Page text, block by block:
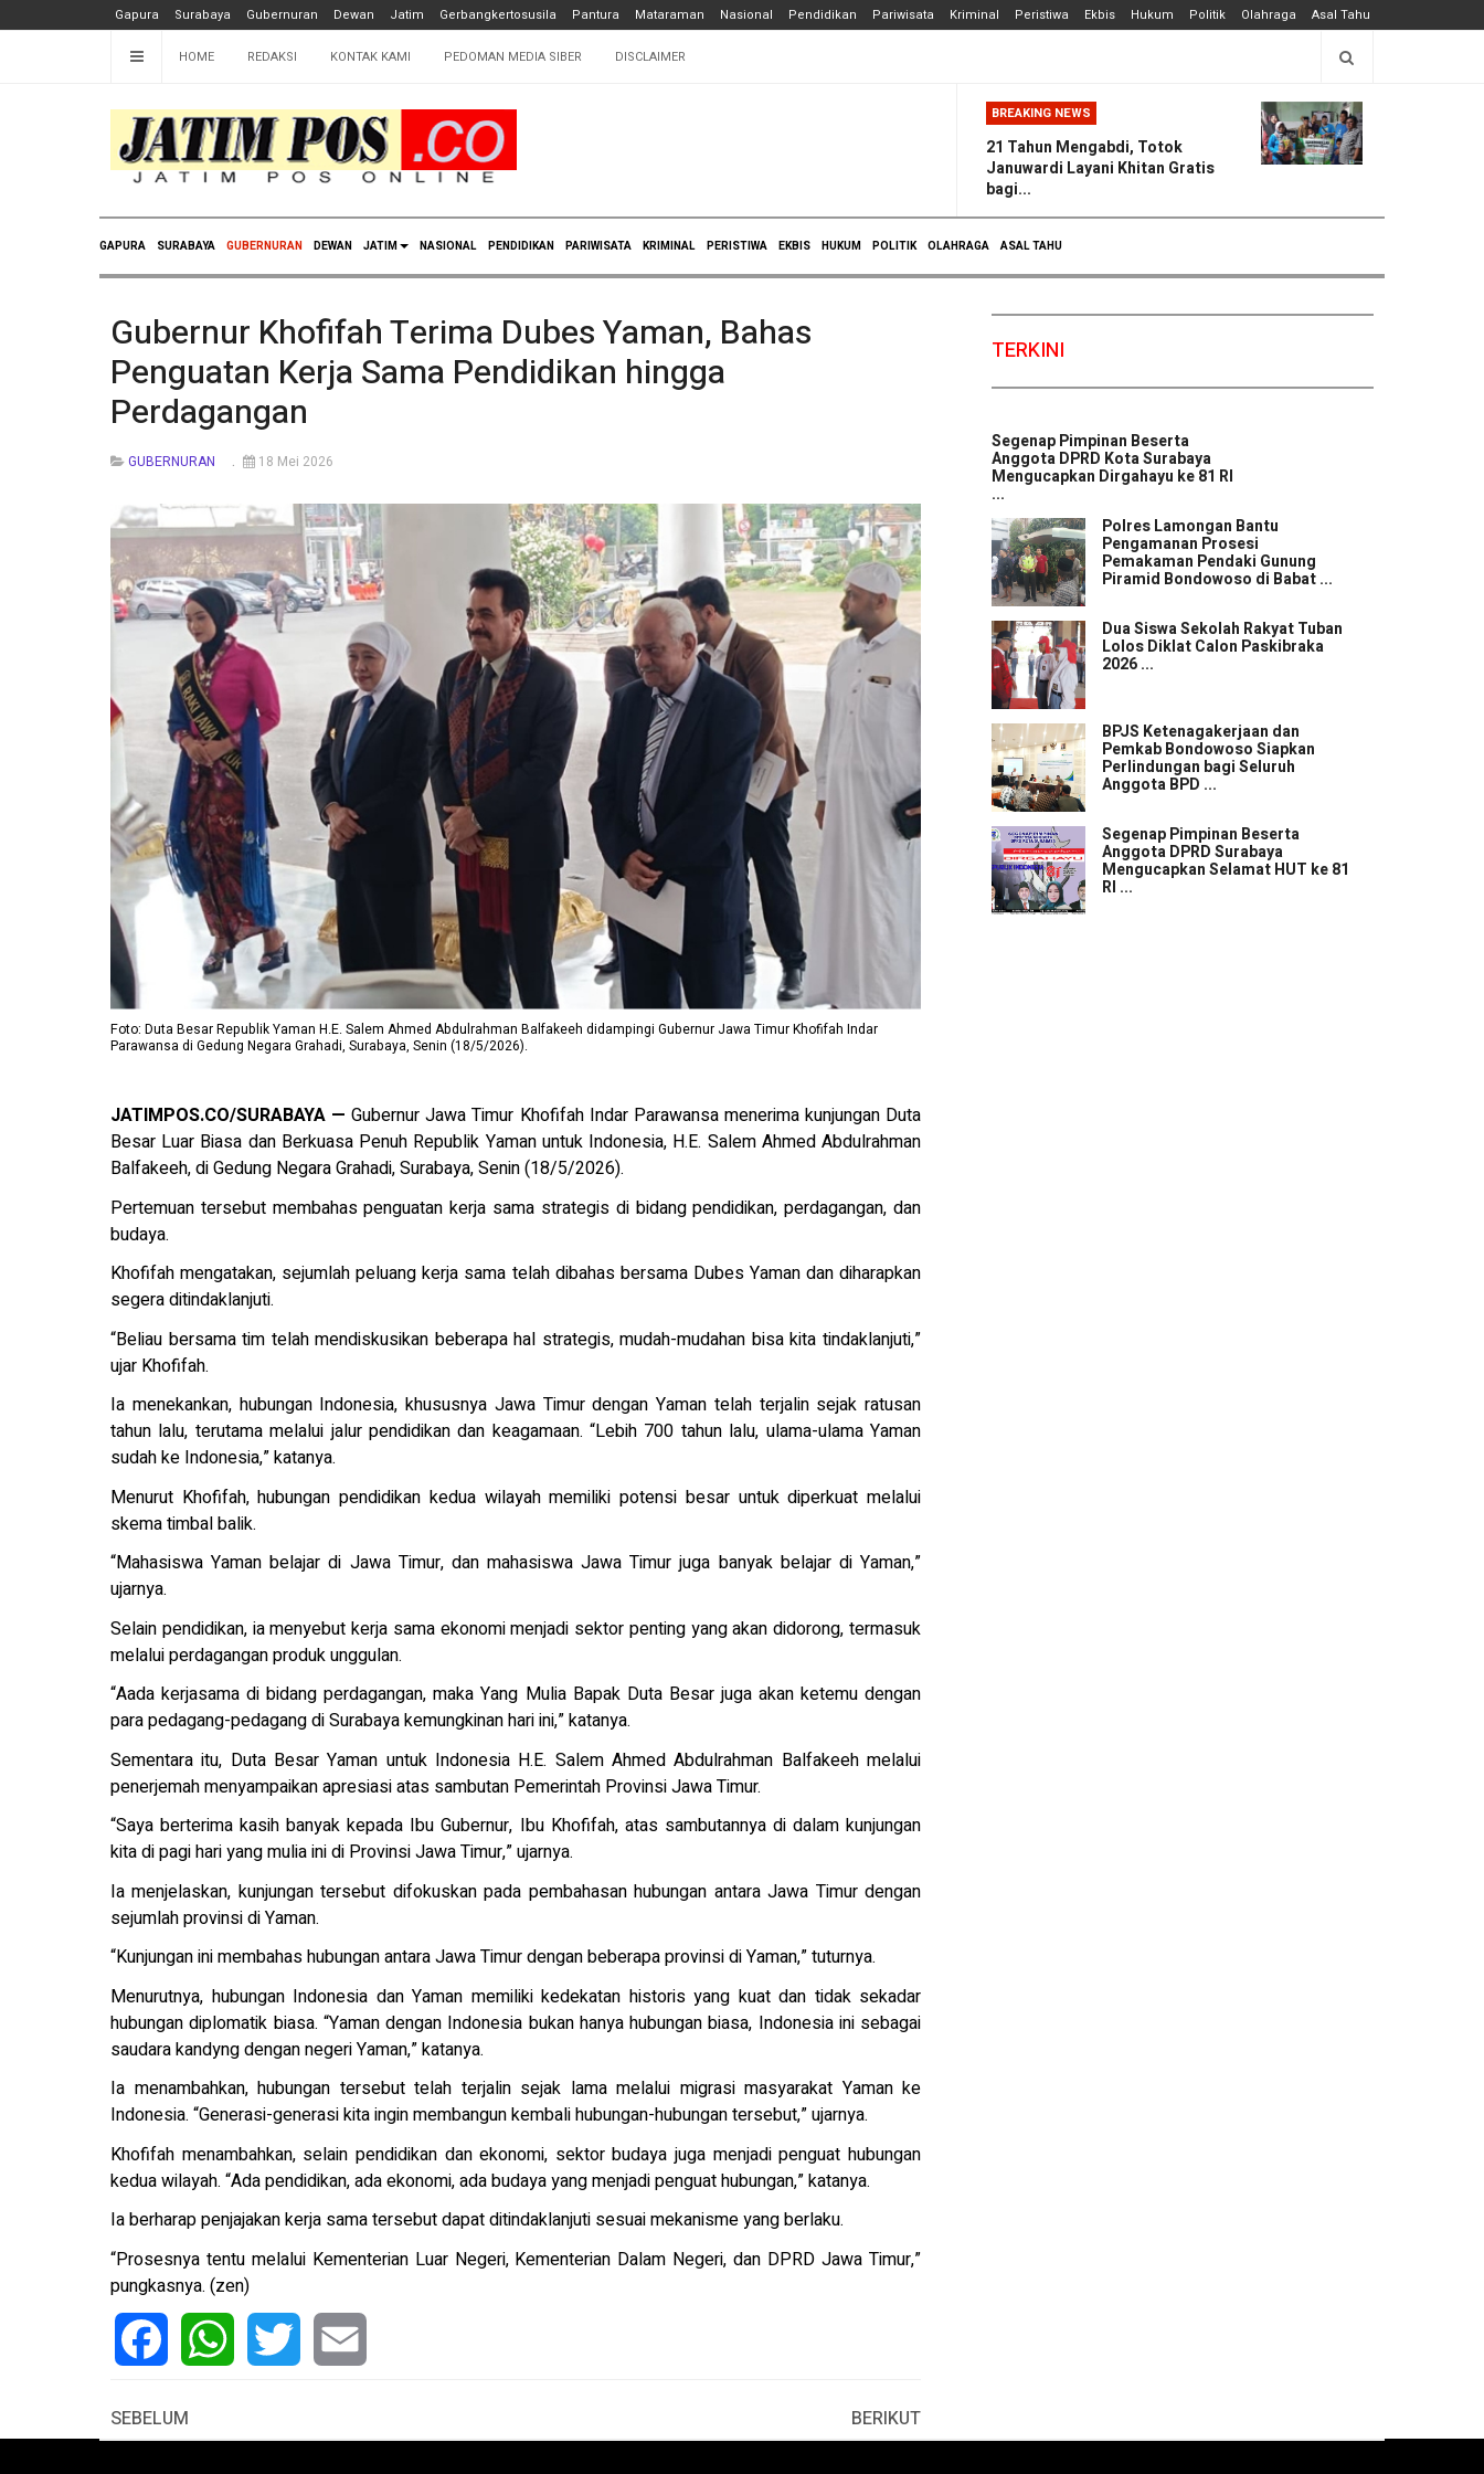
Gapura Surabaya Gubernuran Dewan Jatim Gerbangkertosusila Pantura Mataraman Nasional Pendidikan Pariwisata Kriminal Peristiwa Ekbis Hukum Politik Olahraga Asal Tahu
HOME REDAKSI KONTAK KAMI PEDOMAN MEDIA SIBER DISCLAIMER
BREAKING NEWS
21 Tahun Mengabdi, Totok
Januwardi Layani Khitan Gratis
bagi...
GAPURA SURABAYA GUBERNURAN DEWAN JATIM NASIONAL PENDIDIKAN PARIWISATA KRIMINAL PERISTIWA EKBIS HUKUM POLITIK OLAHRAGA ASAL TAHU
Gubernur Khofifah Terima Dubes Yaman, Bahas
Penguatan Kerja Sama Pendidikan hingga
Perdagangan
GUBERNURAN 18 Mei 2026
Foto: Duta Besar Republik Yaman H.E. Salem Ahmed Abdulrahman Balfakeeh didampingi Gubernur Jawa Timur Khofifah Indar
Parawansa di Gedung Negara Grahadi, Surabaya, Senin (18/5/2026).
JATIMPOS.CO/SURABAYA — Gubernur Jawa Timur Khofifah Indar Parawansa menerima kunjungan Duta
Besar Luar Biasa dan Berkuasa Penuh Republik Yaman untuk Indonesia, H.E. Salem Ahmed Abdulrahman
Balfakeeh, di Gedung Negara Grahadi, Surabaya, Senin (18/5/2026).
Pertemuan tersebut membahas penguatan kerja sama strategis di bidang pendidikan, perdagangan, dan
budaya.
Khofifah mengatakan, sejumlah peluang kerja sama telah dibahas bersama Dubes Yaman dan diharapkan
segera ditindaklanjuti.
“Beliau bersama tim telah mendiskusikan beberapa hal strategis, mudah-mudahan bisa kita tindaklanjuti,”
ujar Khofifah.
Ia menekankan, hubungan Indonesia, khususnya Jawa Timur dengan Yaman telah terjalin sejak ratusan
tahun lalu, terutama melalui jalur pendidikan dan keagamaan. “Lebih 700 tahun lalu, ulama-ulama Yaman
sudah ke Indonesia,” katanya.
Menurut Khofifah, hubungan pendidikan kedua wilayah memiliki potensi besar untuk diperkuat melalui
skema timbal balik.
“Mahasiswa Yaman belajar di Jawa Timur, dan mahasiswa Jawa Timur juga banyak belajar di Yaman,”
ujarnya.
Selain pendidikan, ia menyebut kerja sama ekonomi menjadi sektor penting yang akan didorong, termasuk
melalui perdagangan produk unggulan.
“Aada kerjasama di bidang perdagangan, maka Yang Mulia Bapak Duta Besar juga akan ketemu dengan
para pedagang-pedagang di Surabaya kemungkinan hari ini,” katanya.
Sementara itu, Duta Besar Yaman untuk Indonesia H.E. Salem Ahmed Abdulrahman Balfakeeh melalui
penerjemah menyampaikan apresiasi atas sambutan Pemerintah Provinsi Jawa Timur.
“Saya berterima kasih banyak kepada Ibu Gubernur, Ibu Khofifah, atas sambutannya di dalam kunjungan
kita di pagi hari yang mulia ini di Provinsi Jawa Timur,” ujarnya.
Ia menjelaskan, kunjungan tersebut difokuskan pada pembahasan hubungan antara Jawa Timur dengan
sejumlah provinsi di Yaman.
“Kunjungan ini membahas hubungan antara Jawa Timur dengan beberapa provinsi di Yaman,” tuturnya.
Menurutnya, hubungan Indonesia dan Yaman memiliki kedekatan historis yang kuat dan tidak sekadar
hubungan diplomatik biasa. “Yaman dengan Indonesia bukan hanya hubungan biasa, Indonesia ini sebagai
saudara kandyng dengan negeri Yaman,” katanya.
Ia menambahkan, hubungan tersebut telah terjalin sejak lama melalui migrasi masyarakat Yaman ke
Indonesia. “Generasi-generasi kita ingin membangun kembali hubungan-hubungan tersebut,” ujarnya.
Khofifah menambahkan, selain pendidikan dan ekonomi, sektor budaya juga menjadi penguat hubungan
kedua wilayah. “Ada pendidikan, ada ekonomi, ada budaya yang menjadi penguat hubungan,” katanya.
Ia berharap penjajakan kerja sama tersebut dapat ditindaklanjuti sesuai mekanisme yang berlaku.
“Prosesnya tentu melalui Kementerian Luar Negeri, Kementerian Dalam Negeri, dan DPRD Jawa Timur,”
pungkasnya. (zen)
SEBELUM
BERIKUT
TERKINI
Segenap Pimpinan Beserta
Anggota DPRD Kota Surabaya
Mengucapkan Dirgahayu ke 81 RI
...
Polres Lamongan Bantu
Pengamanan Prosesi
Pemakaman Pendaki Gunung
Piramid Bondowoso di Babat ...
Dua Siswa Sekolah Rakyat Tuban
Lolos Diklat Calon Paskibraka
2026 ...
BPJS Ketenagakerjaan dan
Pemkab Bondowoso Siapkan
Perlindungan bagi Seluruh
Anggota BPD ...
Segenap Pimpinan Beserta
Anggota DPRD Surabaya
Mengucapkan Selamat HUT ke 81
RI ...